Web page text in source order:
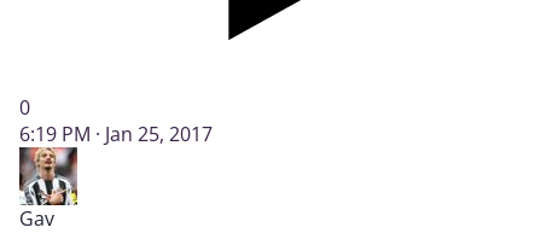
0
6:19 PM · Jan 25, 2017
Gav